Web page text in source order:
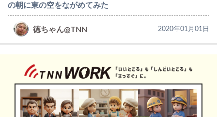
の朝に東の空をながめてみた
徳ちゃん@TNN 2020年01月01日